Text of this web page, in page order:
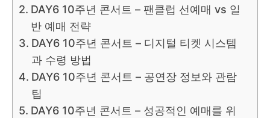
DAY6 10주년 콘서트 – 팬클럽 선예매 vs 일
반 예매 전략
DAY6 10주년 콘서트 – 디지털 티켓 시스템
과 수령 방법
DAY6 10주년 콘서트 – 공연장 정보와 관람
팁
DAY6 10주년 콘서트 – 성공적인 예매를 위